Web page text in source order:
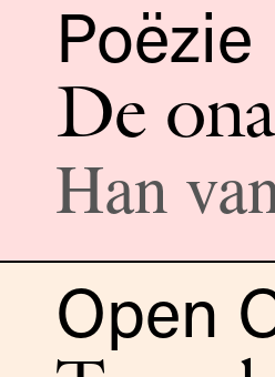
Poëzie
De
Han
Open